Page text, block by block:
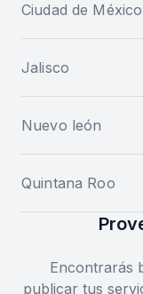
Ciudad de México
Jalisco
Nuevo león
Quintana Roo
Encontrarás
publicar tus